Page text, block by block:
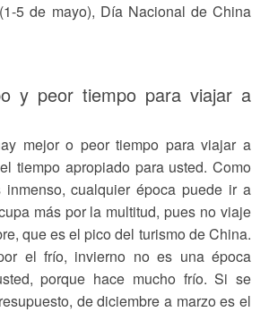
5 de mayo), Día Nacional de China
y peor tiempo para viajar a
mejor o peor tiempo para viajar a
tiempo apropiado para usted. Como
cualquier época puede ir a
más por la multitud, pues no viaje
que es el pico del turismo de China.
el frío, invierno no es una época
porque hace mucho frío. Si se
de diciembre a marzo es el